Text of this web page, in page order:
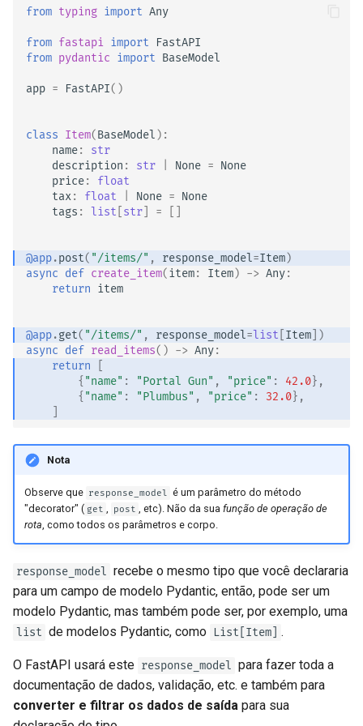
from typing import Any
from fastapi import
FastAPI
from pydantic import BaseModel
app = FastAPI()
class Item(BaseModel ):
name:
str
description : str None = None
price:
float
tax: float None = None
tags : list str =
@app.post( "/items/" , response_model=Item)
async def create_item(item: Item) -> Any:
return item
@app.get( "/items/" , response_model=list Item ])
async def read_items() -> Any:
return
{ "name" : "Portal Gun" , "price" : 42.0},
{ "name" : "Plumbus" , "price" : 32.0},
Nota
Observe que response_model é um parâmetro do método
"decorator" ( get , post , etc). Não da suafunção de operação de
rota, como todos os parâmetros e corpo.
response_model recebe o mesmo tipo que você declararia
para um campo de modelo Pydantic, então, pode ser um
modelo Pydantic, mas também pode ser, por exemplo, uma
list de modelos Pydantic, como List[Item] .
O FastAPI usará este response_model para fazer toda a
documentação de dados, validação, etc. e também para
converter e filtrar os dados de saída para sua